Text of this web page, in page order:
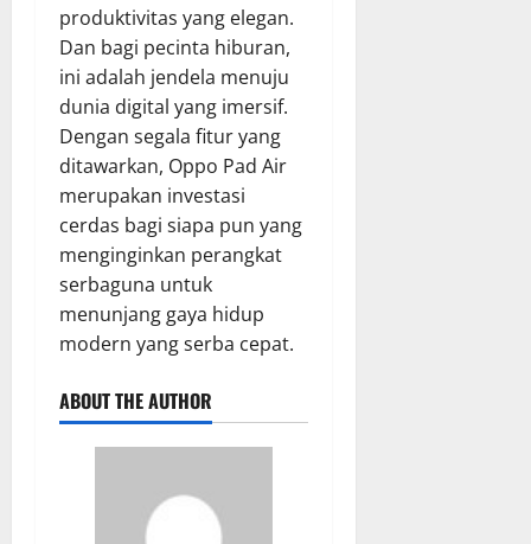
produktivitas yang elegan.
Dan bagi pecinta hiburan,
ini adalah jendela menuju
dunia digital yang imersif.
Dengan segala fitur yang
ditawarkan, Oppo Pad Air
merupakan investasi
cerdas bagi siapa pun yang
menginginkan perangkat
serbaguna untuk
menunjang gaya hidup
modern yang serba cepat.
ABOUT THE AUTHOR